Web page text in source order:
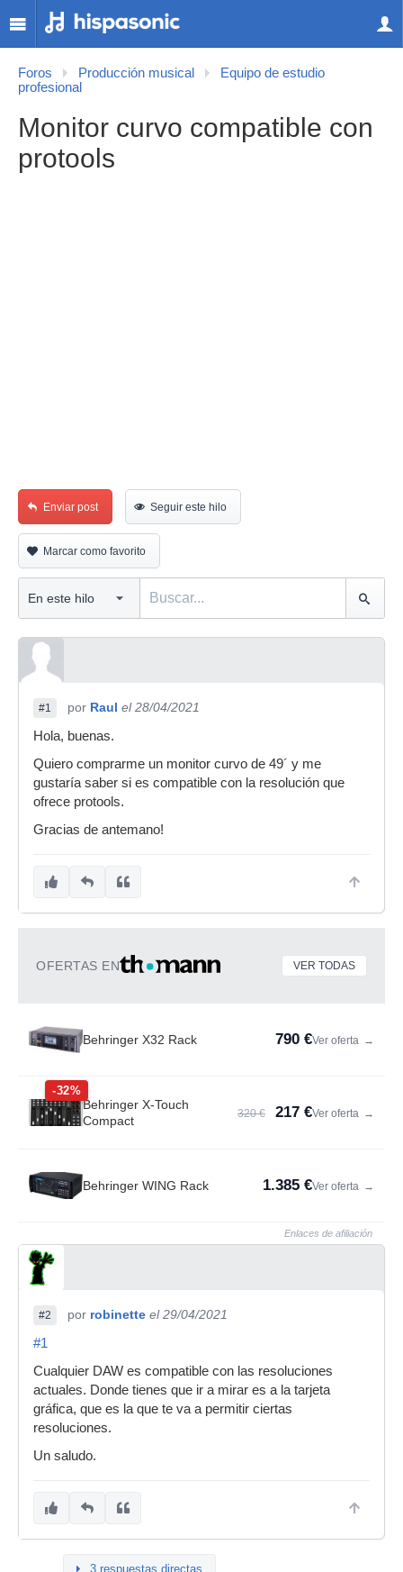
Foros Producción musical
Equipo de estudio
profesional
Monitor curvo compatible con
protools
Enviar post Seguir este hilo
Marcar como favorito
#1 por Raul el 28/04/2021
Hola, buenas.
Quiero comprarme un monitor curvo de 49´ y me
gustaría saber si es compatible con la resolución que
ofrece protools.
Gracias de antemano!
OFERTAS EN VER TODAS
Behringer X32 Rack 790 €Ver oferta →
-32%
Behringer X-Touch
Compact
320 € 217 €Ver oferta →
Behringer WING Rack 1.385 €Ver oferta →
Enlaces de afiliación
#2 por robinette el 29/04/2021
#1
Cualquier DAW es compatible con las resoluciones
actuales. Donde tienes que ir a mirar es a la tarjeta
gráfica, que es la que te va a permitir ciertas
resoluciones.
Un saludo.
3 respuestas directas